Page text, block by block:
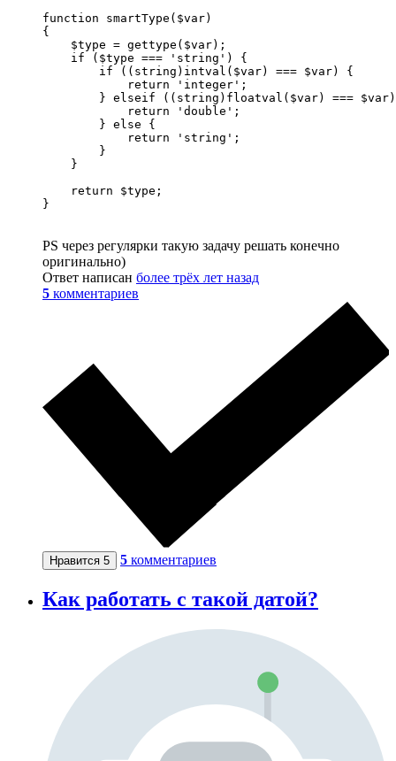
function smartType($var)
{
    $type = gettype($var);
    if ($type === 'string') {
        if ((string)intval($var) === $var) {
            return 'integer';
} elseif ((string)floatval($var) ===
            return 'double';
        } else {
            return 'string';
        }
    }
    return $type;
PS через регулярки такую задачу решать конечно
оригинально)
Ответ написан более трёх лет назад
5 комментариев
Нравится 5 5 комментариев
Как работать с такой датой?